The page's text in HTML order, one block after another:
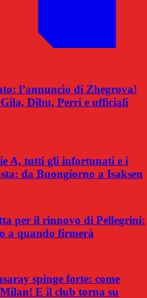
l’annuncio di Zhegrova!
Dibu, Perri e ufficiali
A, tutti gli infortunati e i
da Buongiorno a Isaksen
per il rinnovo di Pellegrini:
a quando firmerà
spinge forte: come
E il club torna su